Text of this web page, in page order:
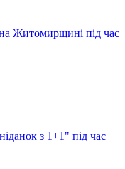
Житомирщині під час
з 1+1" під час